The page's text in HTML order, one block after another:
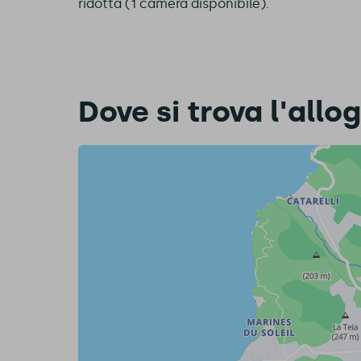
ridotta (1 camera disponibile).
Dove si trova